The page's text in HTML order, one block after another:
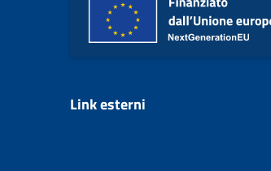
Link esterni